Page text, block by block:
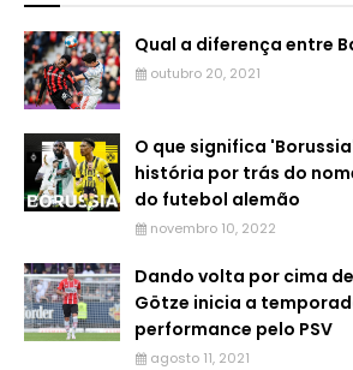
Qual a diferença entre
outubro 20, 2021
O que significa
história por trás do
do futebol alemão
novembro 10, 2022
Dando volta por cima
Götze inicia a
performance pelo PSV
agosto 11, 2021